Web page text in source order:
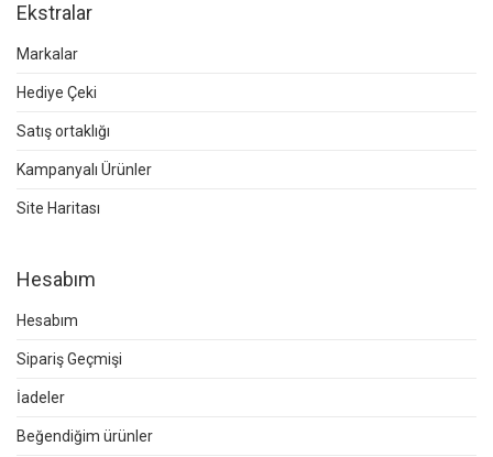
Ekstralar
Markalar
Hediye Çeki
Satış ortaklığı
Kampanyalı Ürünler
Site Haritası
Hesabım
Hesabım
Sipariş Geçmişi
İadeler
Beğendiğim ürünler